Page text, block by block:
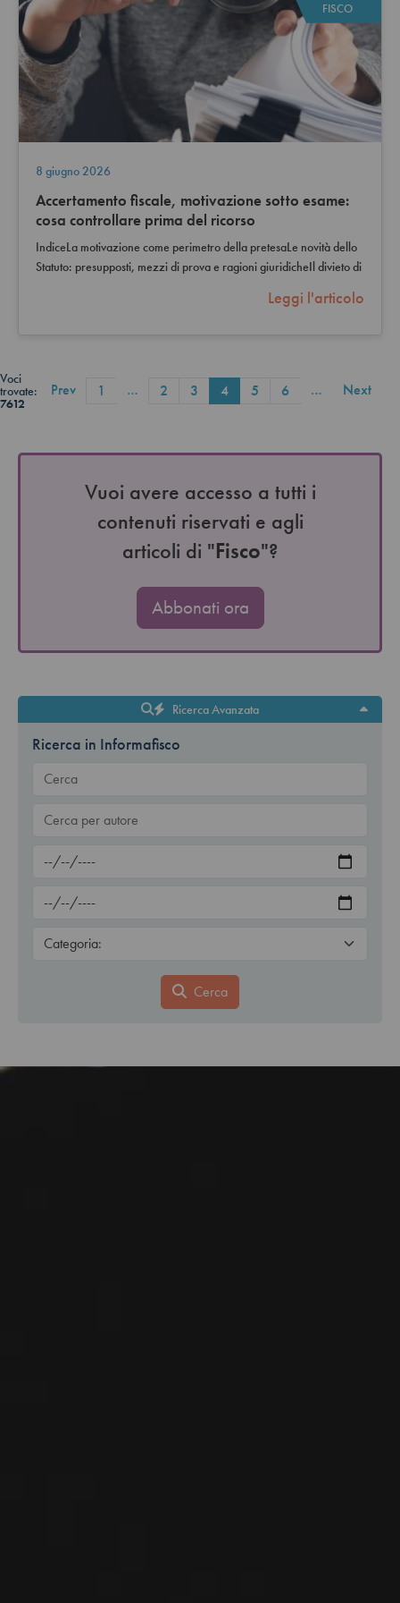
FISCO
8 giugno 2026
Accertamento fiscale, motivazione sotto esame:
cosa controllare prima del ricorso
IndiceLa motivazione come perimetro della pretesaLe novità dello
Statuto: presupposti, mezzi di prova e ragioni giuridicheIl divieto di
Leggi l'articolo
Voci
trovate:
7612
Prev 1 … 2 3 4 5 6 … Next
Vuoi avere accesso a tutti i
contenuti riservati e agli
articoli di "Fisco"?
Abbonati ora
Ricerca Avanzata
Ricerca in Informafisco
Cerca